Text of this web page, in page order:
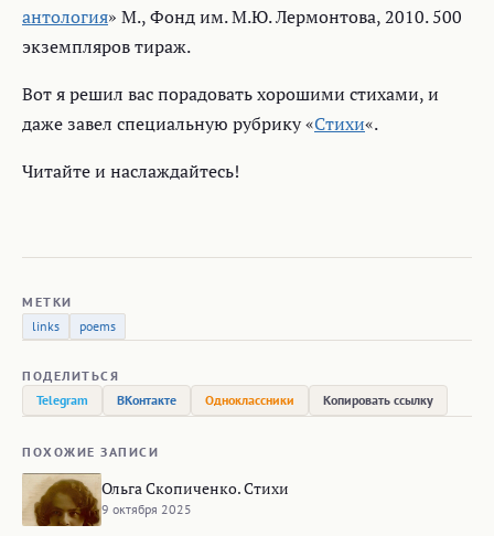
антология» М., Фонд им. М.Ю. Лермонтова, 2010. 500
экземпляров тираж.
Вот я решил вас порадовать хорошими стихами, и
даже завел специальную рубрику «Стихи«.
Читайте и наслаждайтесь!
МЕТКИ
links
poems
ПОДЕЛИТЬСЯ
Telegram
ВКонтакте Одноклассники Копировать ссылку
ПОХОЖИЕ ЗАПИСИ
Ольга Скопиченко. Стихи
9 октября 2025